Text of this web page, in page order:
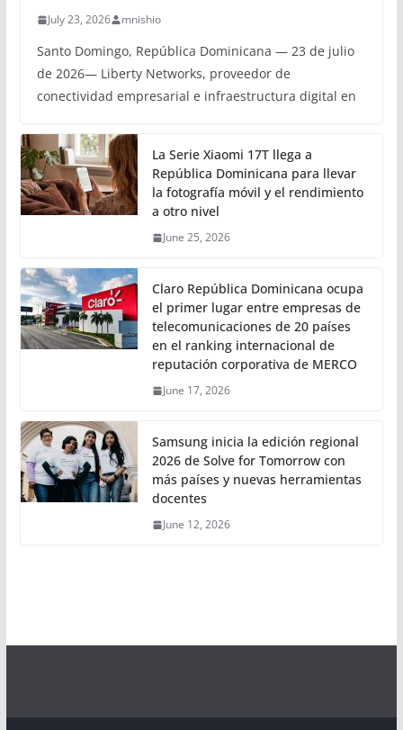
July 23, 2026 mnishio
Santo Domingo, República Dominicana — 23 de julio
de 2026— Liberty Networks, proveedor de
conectividad empresarial e infraestructura digital en
La Serie Xiaomi 17T llega a
República Dominicana para llevar
la fotografía móvil y el rendimiento
a otro nivel
June 25, 2026
Claro República Dominicana ocupa
el primer lugar entre empresas de
telecomunicaciones de 20 países
en el ranking internacional de
reputación corporativa de MERCO
June 17, 2026
Samsung inicia la edición regional
2026 de Solve for Tomorrow con
más países y nuevas herramientas
docentes
June 12, 2026